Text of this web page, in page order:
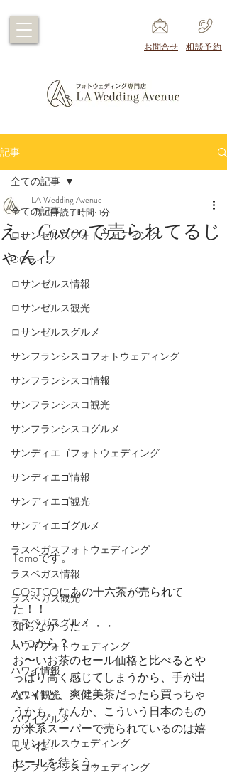
​お問合せ ​相談予約
記事
全ての記事
ロサンゼルスフォトウェディング
OCライフ
ロサンゼルス情報
ロサンゼルス観光
ロサンゼルスグルメ
サンフランシスコフォトウェディング
サンフランシスコ情報
サンフランシスコ観光
サンフランシスコグルメ
サンディエゴフォトウェディング
サンディエゴ情報
サンディエゴ観光
サンディエゴグルメ
ラスベガスフォトウェディング
ラスベガス情報
ラスベガス観光
ラスベガスグルメ
ハワイフォトウェディング
ハワイ情報
ハワイ観光
ハワイグルメ
ロサンゼルスウェディング
サンフランシスコウェディング
全ての記事
え、Costcoで売られてるじ
ゃん！
LA Wedding Avenue
1月21日読了時間: 1分
Tomoです。
COSTCOにあの十六茶が売られて
た！！
知らなかった・・・
いつから？
お〜いお茶のセール価格と比べるとや
っぱり高く感じてしまうから、手が出
ないけど、爽健美茶だったら買っちゃ
うかも。なんか、こういう日本のもの
が米系スーパーで売られているのは嬉
しいね！
セールを待とう。